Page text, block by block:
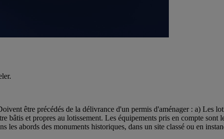
être précédés de la délivrance d'un permis d'aménager : a) Les
bâtis et propres au lotissement. Les équipements pris en compte
les abords des monuments historiques, dans un site classé ou en